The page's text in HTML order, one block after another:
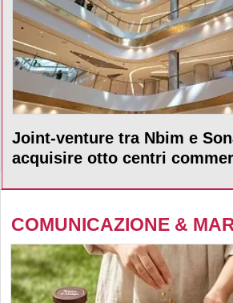
Joint-venture tra Nbim e
acquisire otto centri
COMUNICAZIONE &